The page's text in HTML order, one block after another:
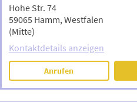
Hohe Str. 74
59065 Hamm, Westfalen
(Mitte)
Kontaktdetails anzeigen
Anrufen